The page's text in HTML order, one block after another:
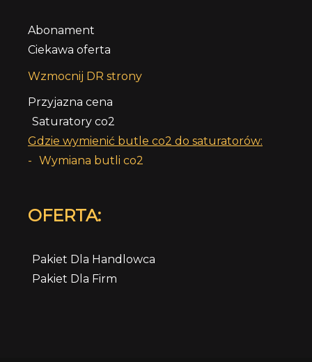
Abonament
Ciekawa oferta
Wzmocnij DR strony
Przyjazna cena
Saturatory co2
Gdzie wymienić butle co2 do saturatorów:
- Wymiana butli co2
OFERTA:
Pakiet Dla Handlowca
Pakiet Dla Firm